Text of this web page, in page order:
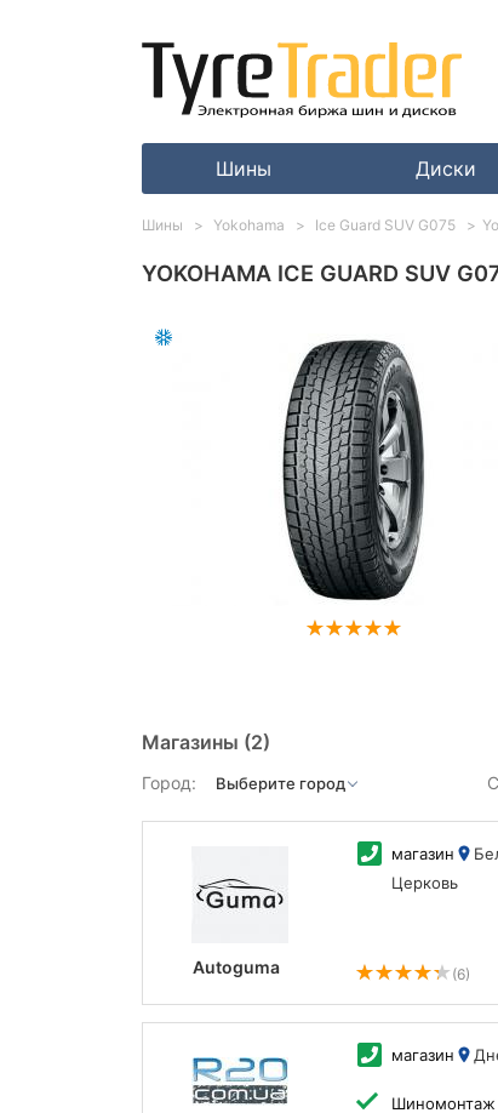
Шины Диски
YOKOHAMA ICE GUARD SUV
Магазины (2)
Город:
Autoguma
магазин
Церковь
(6)
магазин
Шиномонтаж
Шины Yokohama Ice Guard SUV G075